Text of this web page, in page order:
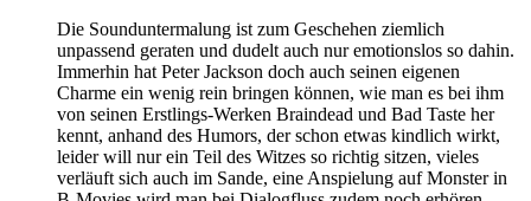
Die Sounduntermalung ist zum Geschehen ziemlich
unpassend geraten und dudelt auch nur emotionslos so dahin.
Immerhin hat Peter Jackson doch auch seinen eigenen
Charme ein wenig rein bringen können, wie man es bei ihm
von seinen Erstlings-Werken Braindead und Bad Taste her
kennt, anhand des Humors, der schon etwas kindlich wirkt,
leider will nur ein Teil des Witzes so richtig sitzen, vieles
verläuft sich auch im Sande, eine Anspielung auf Monster in